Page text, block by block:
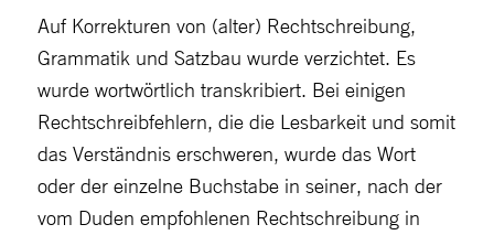
Auf Korrekturen von (alter) Rechtschreibung,
Grammatik und Satzbau wurde verzichtet. Es
wurde wortwörtlich transkribiert. Bei einigen
Rechtschreibfehlern, die die Lesbarkeit und somit
das Verständnis erschweren, wurde das Wort
oder der einzelne Buchstabe in seiner, nach der
vom Duden empfohlenen Rechtschreibung in